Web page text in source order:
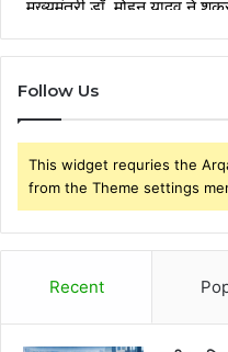
Follow Us
This widget requries the
from the Theme settings
Recent